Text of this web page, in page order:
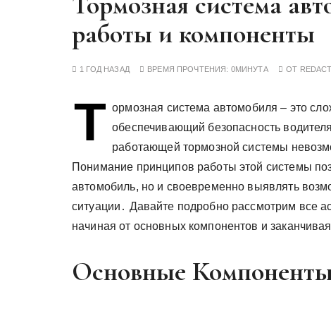
работы и компоненты
1 ГОД НАЗАД ВРЕМЯ ПРОЧТЕНИЯ: 0МИНУТА ОТ
Т ормозная система автомобиля – это
обеспечивающий безопасность
работающей тормозной системы
Понимание принципов работы этой системы
автомобиль, но и своевременно выявлять
ситуации․ Давайте подробно рассмотрим все
начиная от основных компонентов и
Основные